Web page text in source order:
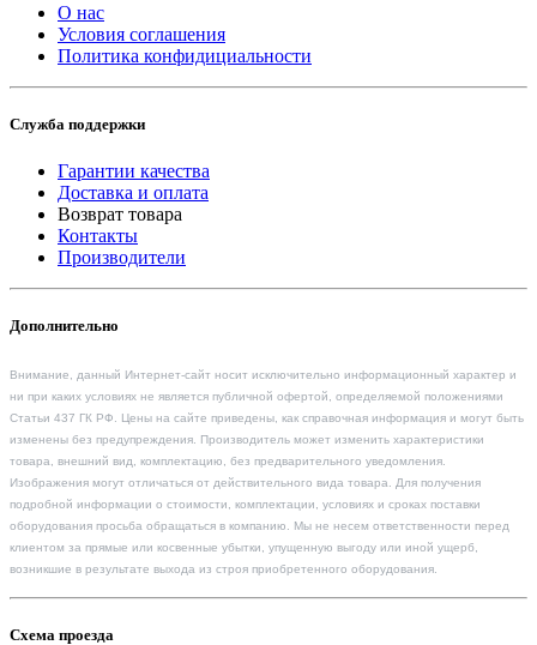
О нас
Условия соглашения
Политика конфидициальности
Служба поддержки
Гарантии качества
Доставка и оплата
Возврат товара
Контакты
Производители
Дополнительно
Внимание, данный Интернет-сайт носит исключительно информационный характер и
ни при каких условиях не является публичной офертой, определяемой положениями
Статьи 437 ГК РФ. Цены на сайте приведены, как справочная информация и могут быть
изменены без предупреждения. Производитель может изменить характеристики
товара, внешний вид, комплектацию, без предварительного уведомления.
Изображения могут отличаться от действительного вида товара. Для получения
подробной информации о стоимости, комплектации, условиях и сроках поставки
оборудования просьба обращаться в компанию. Мы не несем ответственности перед
клиентом за прямые или косвенные убытки, упущенную выгоду или иной ущерб,
возникшие в результате выхода из строя приобретенного оборудования.
Схема проезда